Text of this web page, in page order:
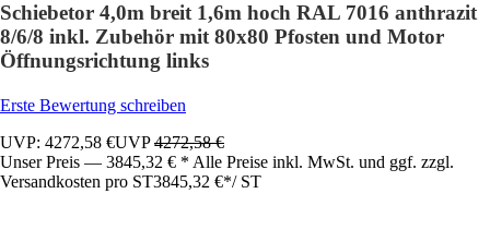
Schiebetor 4,0m breit 1,6m hoch RAL 7016 anthrazit
8/6/8 inkl. Zubehör mit 80x80 Pfosten und Motor
Öffnungsrichtung links
Erste Bewertung schreiben
UVP: 4272,58 €UVP4272,58 €
Unser Preis — 3845,32 € * Alle Preise inkl. MwSt. und ggf. zzgl.
Versandkosten pro ST3845,32 €*/ ST